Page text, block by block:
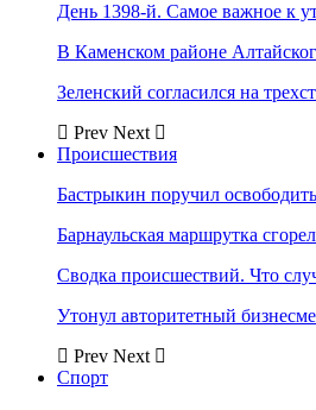
День 1398-й. Самое важное к
В Каменском районе
Зеленский согласился на
Prev Next
Происшествия
Бастрыкин поручил
Барнаульская маршрутка
Сводка происшествий. Что
Утонул авторитетный
Prev Next
Спорт